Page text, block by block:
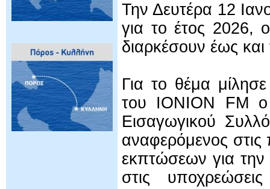
Την Δευτέρα 12
για το έτος 2026,
διαρκέσουν έως
Για το θέμα
του ΙΟΝΙΟΝ FM
Εισαγωγικού
αναφερόμενος
εκπτώσεων για την
στις